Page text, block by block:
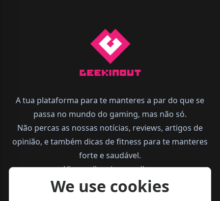
A tua plataforma para te manteres a par do que se
passa no mundo do gaming, mas não só.
Não percas as nossas notícias, reviews, artigos de
opinião, e também dicas de fitness para te manteres
forte e saudável.
Vive melhor, joga melhor.
We use cookies